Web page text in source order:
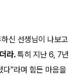
신 선생님이 나보고
라.특히 지난 6, 7년
다"라며 힘든 마음을